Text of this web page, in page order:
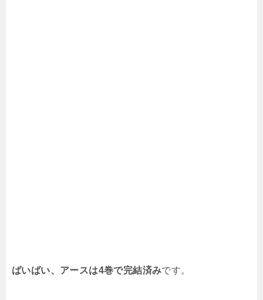
ばいばい、アースは4巻で完結済みです。